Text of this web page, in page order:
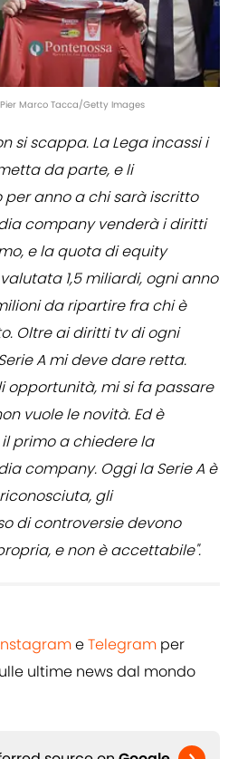
Marco Tacca/Getty Images
si scappa. La Lega incassi i
da parte, e li
anno a chi sarà iscritto
company venderà i diritti
e la quota di equity
1,5 miliardi, ogni anno
da ripartire fra chi è
Oltre ai diritti tv di ogni
A mi deve dare retta.
opportunità, mi si fa passare
vuole le novità. Ed è
primo a chiedere la
company. Oggi la Serie A è
gli
di controversie devono
e non è accettabile".
eTelegram per
ultime news dal mondo